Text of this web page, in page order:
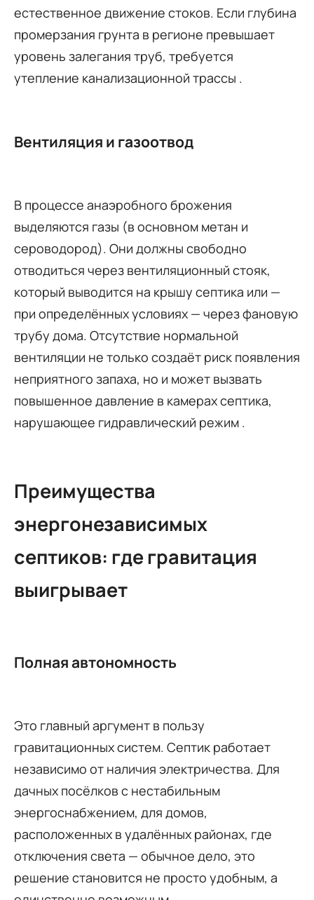
естественное движение стоков. Если глубина
промерзания грунта в регионе превышает
уровень залегания труб, требуется
утепление канализационной трассы .
Вентиляция и газоотвод
В процессе анаэробного брожения
выделяются газы (в основном метан и
сероводород). Они должны свободно
отводиться через вентиляционный стояк,
который выводится на крышу септика или —
при определённых условиях — через фановую
трубу дома. Отсутствие нормальной
вентиляции не только создаёт риск появления
неприятного запаха, но и может вызвать
повышенное давление в камерах септика,
нарушающее гидравлический режим .
Преимущества
энергонезависимых
септиков: где гравитация
выигрывает
Полная автономность
Это главный аргумент в пользу
гравитационных систем. Септик работает
независимо от наличия электричества. Для
дачных посёлков с нестабильным
энергоснабжением, для домов,
расположенных в удалённых районах, где
отключения света — обычное дело, это
решение становится не просто удобным, а